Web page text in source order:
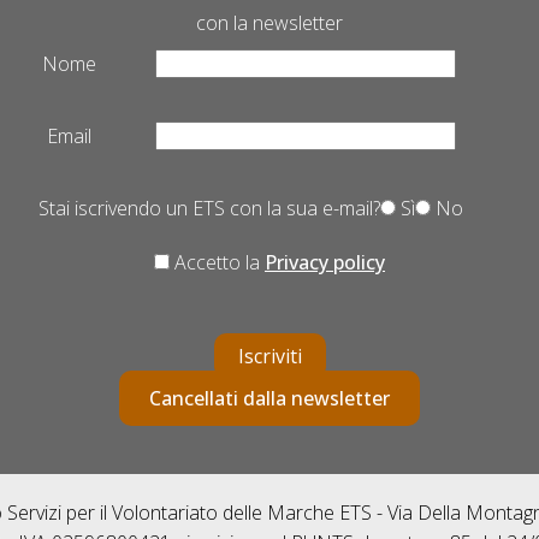
con la newsletter
Nome
Email
Stai iscrivendo un ETS con la sua e-mail? Sì No
Accetto la Privacy policy
Iscriviti
Cancellati dalla newsletter
Servizi per il Volontariato delle Marche ETS - Via Della